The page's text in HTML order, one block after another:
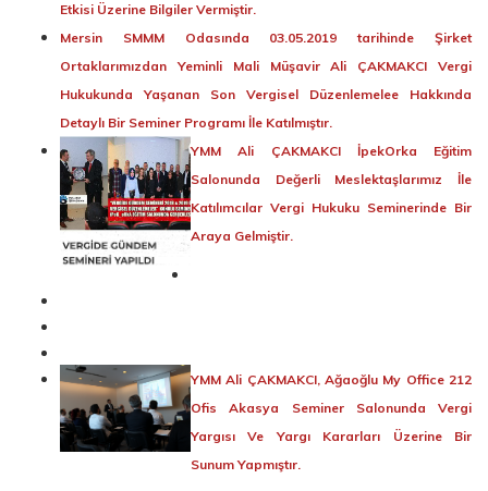
Etkisi Üzerine Bilgiler Vermiştir.
Mersin SMMM Odasında 03.05.2019 tarihinde Şirket
Ortaklarımızdan Yeminli Mali Müşavir Ali ÇAKMAKCI Vergi
Hukukunda Yaşanan Son Vergisel Düzenlemelee Hakkında
Detaylı Bir Seminer Programı İle Katılmıştır.
YMM Ali ÇAKMAKCI İpekOrka Eğitim
Salonunda Değerli Meslektaşlarımız İle
Katılımcılar Vergi Hukuku Seminerinde Bir
Araya Gelmiştir.
YMM Ali ÇAKMAKCI, Ağaoğlu My Office 212
Ofis Akasya Seminer Salonunda Vergi
Yargısı Ve Yargı Kararları Üzerine Bir
Sunum Yapmıştır.